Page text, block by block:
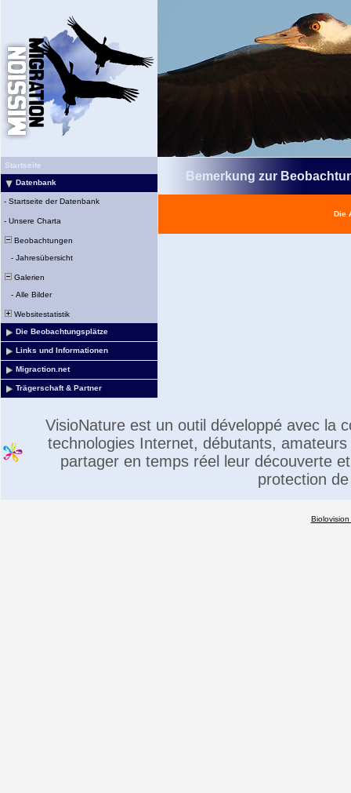
Startseite
Datenbank
- Startseite der Datenbank
- Unsere Charta
Beobachtungen
- Jahresübersicht
Galerien
- Alle Bilder
Websitestatistik
Die Beobachtungsplätze
Links und Informationen
Migraction.net
Trägerschaft & Partner
Bemerkung zur
Die
VisioNature est un outil développé avec la
technologies Internet, débutants,
partager en temps réel leur découverte
protection
Biolovision